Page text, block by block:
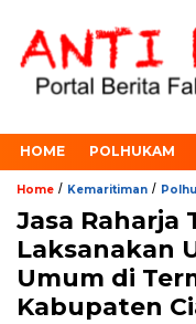
HOME POLHUKAM
Home / Kemaritiman /
Jasa Raharja
Laksanakan
Umum di
Kabupaten